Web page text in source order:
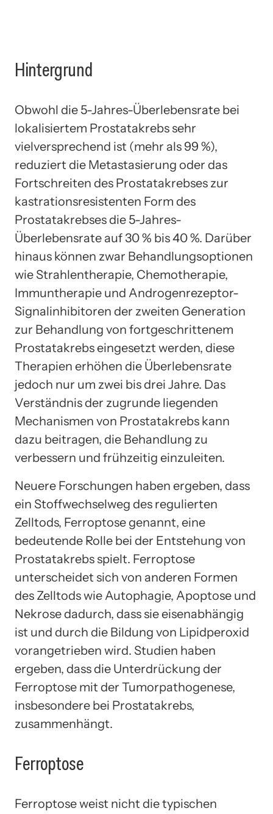
Hintergrund
Obwohl die 5-Jahres-Überlebensrate bei
lokalisiertem Prostatakrebs sehr
vielversprechend ist (mehr als 99 %),
reduziert die Metastasierung oder das
Fortschreiten des Prostatakrebses zur
kastrationsresistenten Form des
Prostatakrebses die 5-Jahres-
Überlebensrate auf 30 % bis 40 %. Darüber
hinaus können zwar Behandlungsoptionen
wie Strahlentherapie, Chemotherapie,
Immuntherapie und Androgenrezeptor-
Signalinhibitoren der zweiten Generation
zur Behandlung von fortgeschrittenem
Prostatakrebs eingesetzt werden, diese
Therapien erhöhen die Überlebensrate
jedoch nur um zwei bis drei Jahre. Das
Verständnis der zugrunde liegenden
Mechanismen von Prostatakrebs kann
dazu beitragen, die Behandlung zu
verbessern und frühzeitig einzuleiten.
Neuere Forschungen haben ergeben, dass
ein Stoffwechselweg des regulierten
Zelltods, Ferroptose genannt, eine
bedeutende Rolle bei der Entstehung von
Prostatakrebs spielt. Ferroptose
unterscheidet sich von anderen Formen
des Zelltods wie Autophagie, Apoptose und
Nekrose dadurch, dass sie eisenabhängig
ist und durch die Bildung von Lipidperoxid
vorangetrieben wird. Studien haben
ergeben, dass die Unterdrückung der
Ferroptose mit der Tumorpathogenese,
insbesondere bei Prostatakrebs,
zusammenhängt.
Ferroptose
Ferroptose weist nicht die typischen